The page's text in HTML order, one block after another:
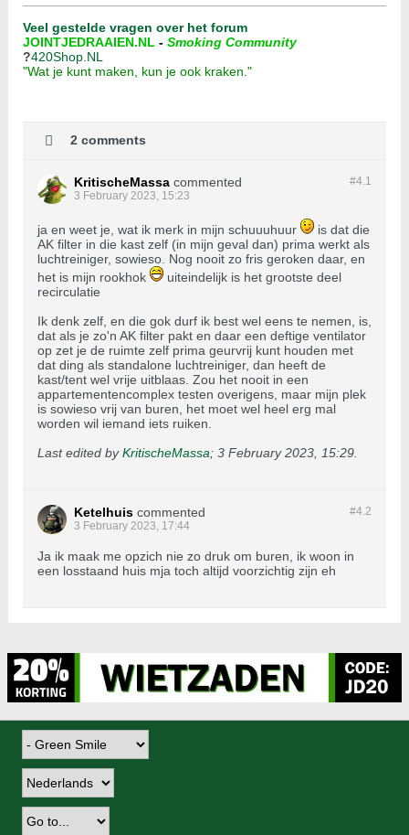
Veel gestelde vragen over het forum
JOINTJEDRAAIEN.NL - Smoking Community
?420Shop.NL
"Wat je kunt maken, kun je ook kraken."
2 comments
#4.1
KritischeMassa commented
3 February 2023, 15:23
ja en weet je, wat ik merk in mijn schuuuhuur
is dat die
AK filter in die kast zelf (in mijn geval dan) prima werkt als
luchtreiniger, sowieso. Nog nooit zo fris geroken daar, en
het is mijn rookhok
uiteindelijk is het grootste deel
recirculatie
Ik denk zelf, en die gok durf ik best wel eens te nemen, is,
dat als je zo'n AK filter pakt en daar een deftige ventilator
op zet je de ruimte zelf prima geurvrij kunt houden met
dat ding als standalone luchtreiniger, dan heeft de
kast/tent wel vrije uitblaas. Zou het nooit in een
appartementencomplex testen overigens, maar mijn plek
is sowieso vrij van buren, het moet wel heel erg mal
worden wil iemand iets ruiken.
Last edited byKritischeMassa; 3 February 2023, 15:29
#4.2
Ketelhuis commented
3 February 2023, 17:44
Ja ik maak me opzich nie zo druk om buren, ik woon in
een losstaand huis mja toch altijd voorzichtig zijn eh